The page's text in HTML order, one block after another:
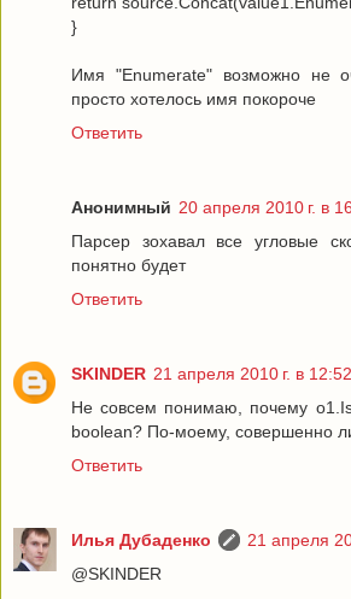
}
Имя "Enumerate" возможно не
просто хотелось имя покороче
Ответить
Анонимный 20 апреля 2010 г. в
Парсер зохавал все угловые
понятно будет
Ответить
SKINDER 21 апреля 2010 г. в 12:52
Не совсем понимаю, почему
boolean? По-моему, совершенно
Ответить
Илья Дубаденко
21 апреля
@SKINDER